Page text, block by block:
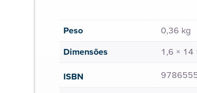
Peso
0,36 kg
Dimensões
1,6 × 14
ISBN